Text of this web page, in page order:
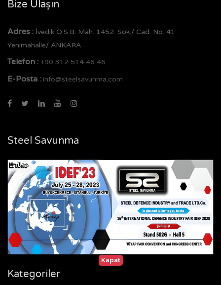
Kapat
Bize Ulaşın
Adres : İvedik O.S.B. Mah. 1452. Sok./ Cad. No: 41
Yenimahalle/ ANKARA
Telefon : +90 312 514 46 46
E-Posta : info@steelsavunma.com
Steel Savunma
Anasayfa
Sertifikalar
Referanslar
Galeri
İletişim
Kategoriler